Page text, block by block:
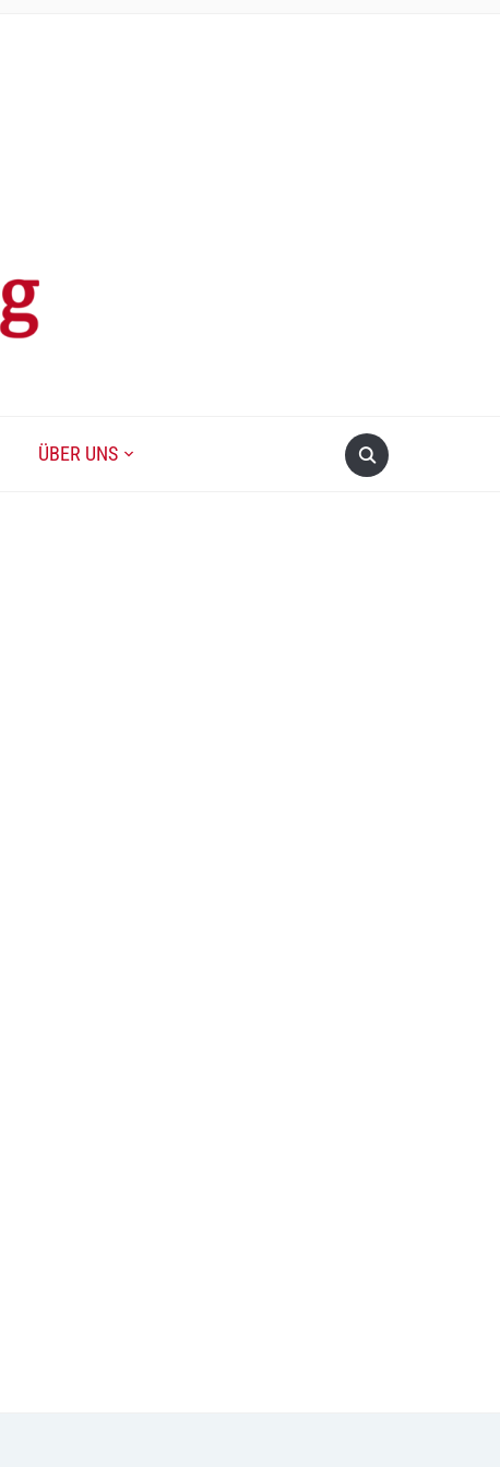
ÜBER UNS